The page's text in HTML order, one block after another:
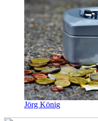
Jörg König